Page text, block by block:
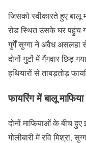
जिसको स्वीकारते हुए बालू
रोड स्थित उसके घर पहुंच
गुर्गें सुग्गा ने अवैध असलहा
दोनों गुटों में गैंगवार छिड़
हथियारों से ताबड़तोड़
फायरिंग में बालू
दोनों माफियाओं के बीच
गोलीबारी में रवि मिश्रा,